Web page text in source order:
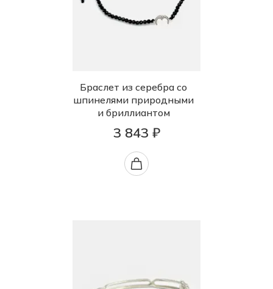
Браслет из серебра со
шпинелями природными
и бриллиантом
3 843 ₽